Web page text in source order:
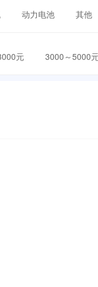
动力电池 其他
元 3000～5000